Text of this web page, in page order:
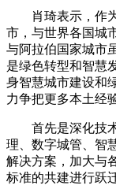
肖琦表示，作为
市，与世界各国城
与阿拉伯国家城市
是绿色转型和智慧
身智慧城市建设和
力争把更多本土经
首先是深化技术
理、数字城管、智
解决方案，加大与
标准的共建进行跃